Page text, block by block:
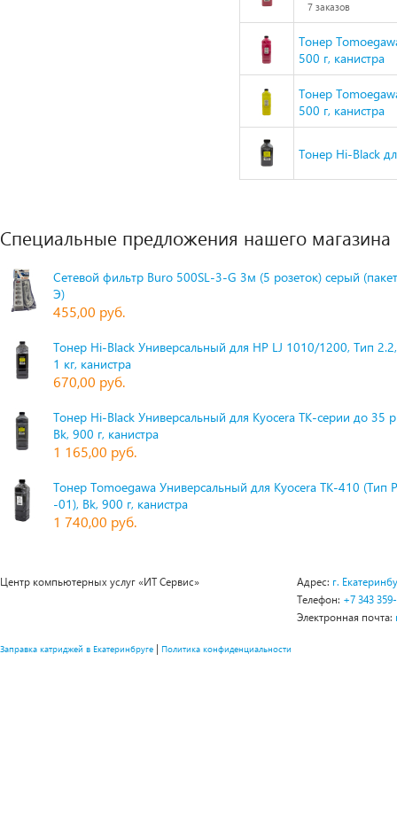
7 заказов
Тонер
500 г, канистра
Тонер
500 г, канистра
Тонер Hi-Black
Специальные предложения нашего магазина
Сетевой фильтр Buro 500SL-3-G 3м (5 розеток) серый
Э)
455,00 руб.
Тонер Hi-Black Универсальный для HP LJ 1010/1200, Тип
1 кг, канистра
670,00 руб.
Тонер Hi-Black Универсальный для Kyocera TK-серии до 35
Bk, 900 г, канистра
1 165,00 руб.
Тонер Tomoegawa Универсальный для Kyocera TK-410 (Тип
-01), Bk, 900 г, канистра
1 740,00 руб.
Центр компьютерных услуг «ИТ Сервис» Адрес: г.
Телефон: +7 343
Электронная почта:
Заправка катриджей в Екатеринбруге | Политика конфиденциальности